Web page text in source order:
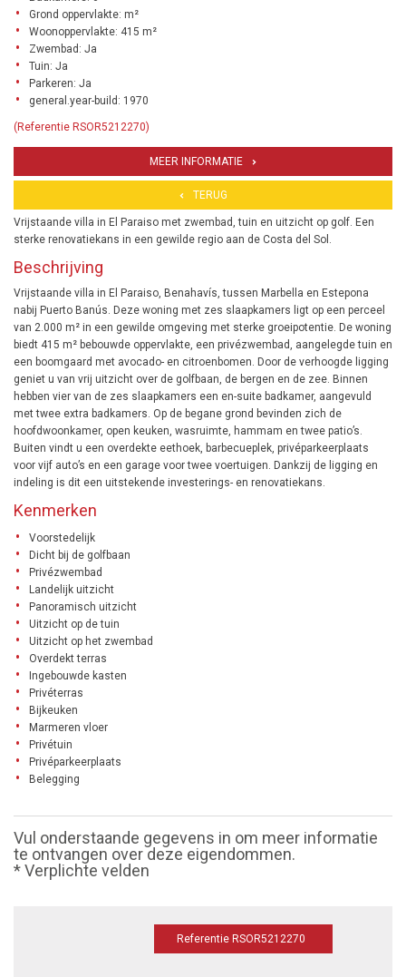
Grond oppervlakte: m²
Woonoppervlakte: 415 m²
Zwembad: Ja
Tuin: Ja
Parkeren: Ja
general.year-build: 1970
(Referentie RSOR5212270)
MEER INFORMATIE
TERUG
Vrijstaande villa in El Paraiso met zwembad, tuin en uitzicht op golf. Een
sterke renovatiekans in een gewilde regio aan de Costa del Sol.
Beschrijving
Vrijstaande villa in El Paraiso, Benahavís, tussen Marbella en Estepona
nabij Puerto Banús. Deze woning met zes slaapkamers ligt op een perceel
van 2.000 m² in een gewilde omgeving met sterke groeipotentie. De woning
biedt 415 m² bebouwde oppervlakte, een privézwembad, aangelegde tuin en
een boomgaard met avocado- en citroenbomen. Door de verhoogde ligging
geniet u van vrij uitzicht over de golfbaan, de bergen en de zee. Binnen
hebben vier van de zes slaapkamers een en-suite badkamer, aangevuld
met twee extra badkamers. Op de begane grond bevinden zich de
hoofdwoonkamer, open keuken, wasruimte, hammam en twee patio’s.
Buiten vindt u een overdekte eethoek, barbecueplek, privéparkeerplaats
voor vijf auto’s en een garage voor twee voertuigen. Dankzij de ligging en
indeling is dit een uitstekende investerings- en renovatiekans.
Kenmerken
Voorstedelijk
Dicht bij de golfbaan
Privézwembad
Landelijk uitzicht
Panoramisch uitzicht
Uitzicht op de tuin
Uitzicht op het zwembad
Overdekt terras
Ingebouwde kasten
Privéterras
Bijkeuken
Marmeren vloer
Privétuin
Privéparkeerplaats
Belegging
Vul onderstaande gegevens in om meer informatie
te ontvangen over deze eigendommen.
* Verplichte velden
Referentie RSOR5212270